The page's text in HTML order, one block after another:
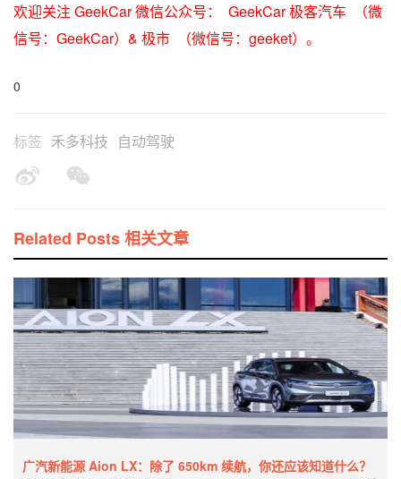
欢迎关注 GeekCar 微信公众号： GeekCar 极客汽车 （微
信号：GeekCar）& 极市 （微信号：geeket）。
0
标签 禾多科技 自动驾驶
Related Posts 相关文章
广汽新能源 Aion LX：除了 650km 续航，你还应该知道什么？